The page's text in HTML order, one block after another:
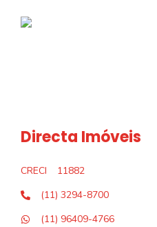
Directa Imóveis
CRECI
11882
(11) 3294-8700
(11) 96409-4766